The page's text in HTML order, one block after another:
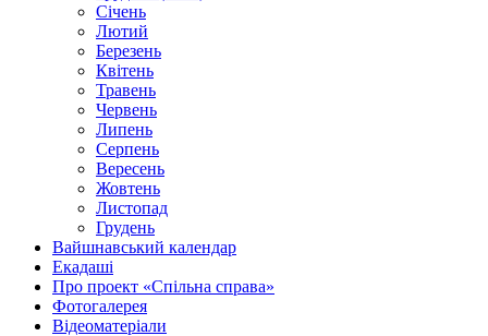
Січень
Лютий
Березень
Квітень
Травень
Червень
Липень
Серпень
Вересень
Жовтень
Листопад
Грудень
Вайшнавський календар
Екадаші
Про проект «Спільна справа»
Фотогалерея
Відеоматеріали